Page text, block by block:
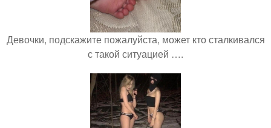
Девочки, подскажите пожалуйста, может кто сталкивался
с такой ситуацией ….